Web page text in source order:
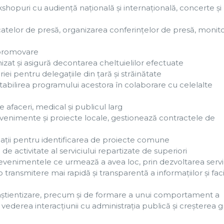
cu audiență națională și internațională, concerte și
de presă, organizarea conferințelor de presă,
și asigură decontarea cheltuielilor efectuate
pentru delegațiile din țară și străinătate
programului acestora în colaborare cu celelalte
afaceri, medical și publicul larg
și proiecte locale, gestionează contractele de
pentru identificarea de proiecte comune
activitate al serviciului repartizate de superiori
ce urmează a avea loc, prin dezvoltarea
mai rapidă și transparentă a informațiilor și
precum şi de formare a unui comportament a
interacţiunii cu administraţia publică şi creşterea